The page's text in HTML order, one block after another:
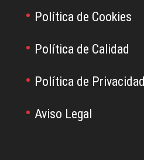
Política de Cookies
Política de Calidad
Política de Privacidad
Aviso Legal